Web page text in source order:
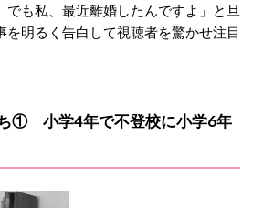
でも私、最近離婚したんですよ」と旦
を明るく告白して視聴者を驚かせ注目
① 小学4年で不登校に小学6年